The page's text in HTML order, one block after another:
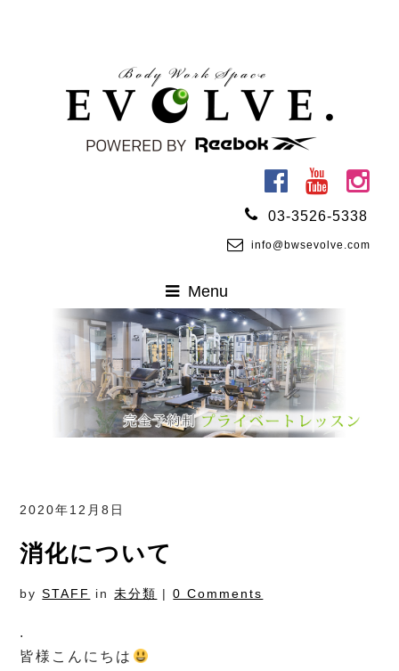
03-3526-5338
info@bwsevolve.com
2020年12月8日
消化について
bySTAFF in未分類 |0 Comments
.
皆様こんにちは